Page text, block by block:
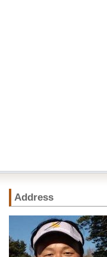
Address